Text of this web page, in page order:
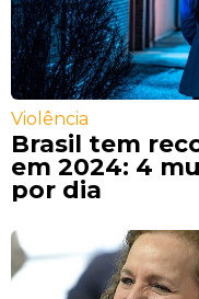
Violência
Brasil tem
em 2024: 4
por dia